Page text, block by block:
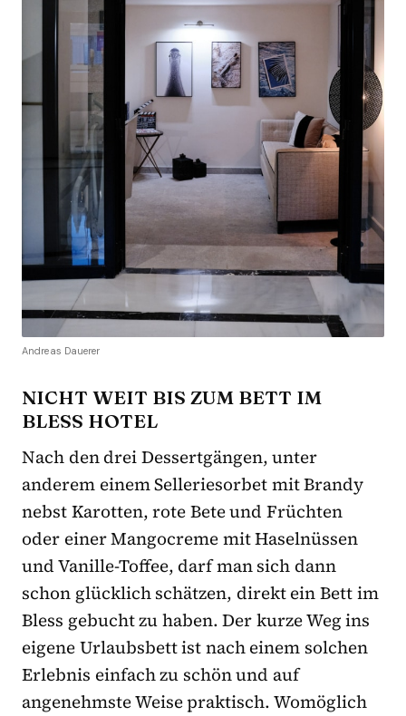
Andreas Dauerer
NICHT WEIT BIS ZUM BETT IM
BLESS HOTEL
Nach den drei Dessertgängen, unter
anderem einem Selleriesorbet mit Brandy
nebst Karotten, rote Bete und Früchten
oder einer Mangocreme mit Haselnüssen
und Vanille-Toffee, darf man sich dann
schon glücklich schätzen, direkt ein Bett im
Bless gebucht zu haben. Der kurze Weg ins
eigene Urlaubsbett ist nach einem solchen
Erlebnis einfach zu schön und auf
angenehmste Weise praktisch. Womöglich